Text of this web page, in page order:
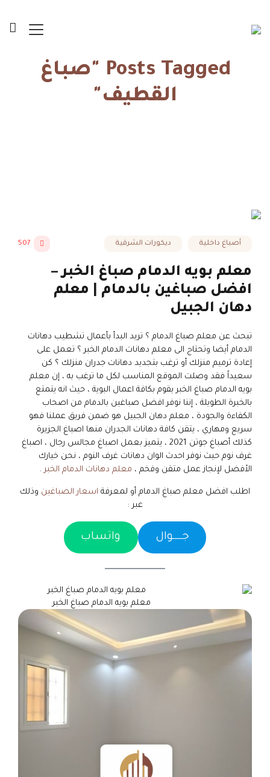
Posts Tagged "صباغ
القطيف"
أصباغ داخلية ديكورات الشرقية 507
معلم بويه الدمام صباغ الخبر –
افضل صباغين بالدمام | معلم
دهان الجبيل
تبحث عن معلم صباغ الدمام ؟ تريد البدأ بأعمال تشطيب دهانات
الدمام أيضا وتحتاج الى معلم دهانات الدمام الخبر ؟ تعمل على
إعادة ترميم منزلك أو ترغب بتجديد دهانات جدران منزلك ؟ كن
سعيداً فقد وصلت الموقع المناسب لكل ما ترغب به ، إن معلم
بويه الدمام صباغ الخبر يقوم بكافة اعمال البوية ، حيث انه يتمتع
بالخبرة الطويلة ، إننا نوفر افضل صباغين بالدمام من اصحاب
الكفاءة والجودة ، معلم دهان الجبيل هو ضمن فريق عملنا فهو
سريع ومهاري ، يتقن كافة دهانات الجدران منها اصباغ الجزيرة
كذلك أصباغ جوتن 2021 ، يتميز بعمل اصباغ مجالس رجال ، اصباغ
غرف نوم حيث نوفر احدث الوان دهانات غرف النوم ، نحن خيارك
الأفضل لإنجاز عمل متقن وفخم ، معلم دهانات الدمام الخبر.
اطلب افضل معلم صباغ الدمام أو لمعرفة اسعار الصباغين وذلك
عبر :
جـــــوال واتساب
معلم بويه الدمام صباغ الخبر